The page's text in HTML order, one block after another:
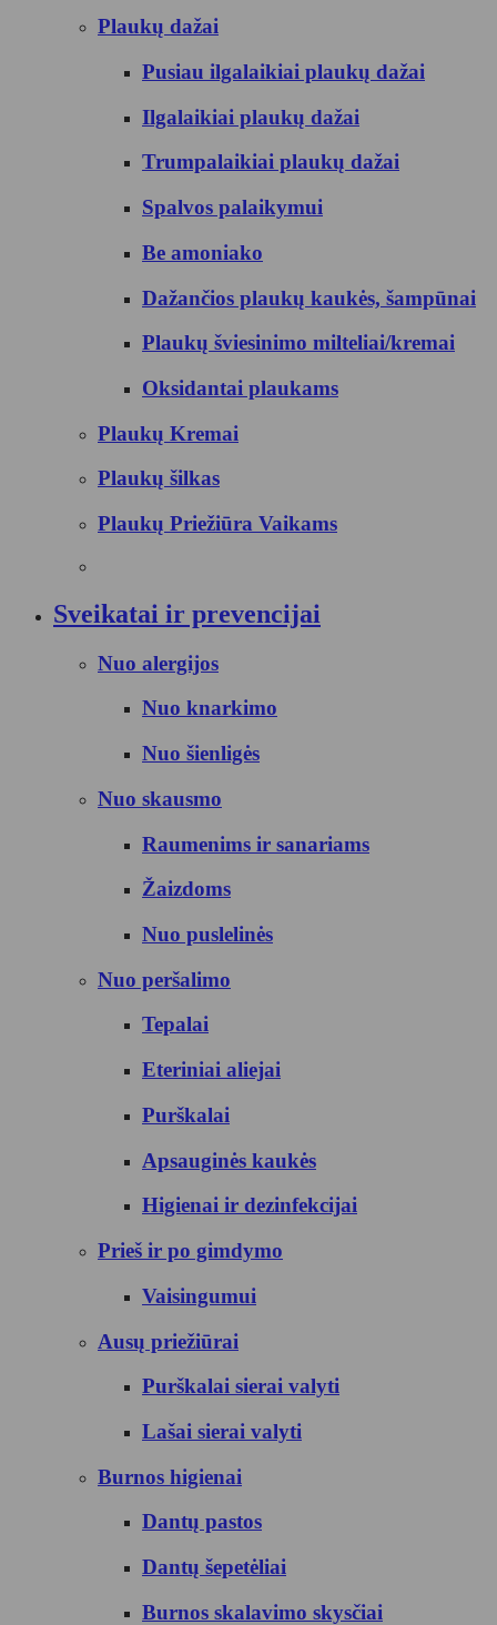
Plaukų dažai
Pusiau ilgalaikiai plaukų dažai
Ilgalaikiai plaukų dažai
Trumpalaikiai plaukų dažai
Spalvos palaikymui
Be amoniako
Dažančios plaukų kaukės, šampūnai
Plaukų šviesinimo milteliai/kremai
Oksidantai plaukams
Plaukų Kremai
Plaukų šilkas
Plaukų Priežiūra Vaikams
Sveikatai ir prevencijai
Nuo alergijos
Nuo knarkimo
Nuo šienligės
Nuo skausmo
Raumenims ir sanariams
Žaizdoms
Nuo puslelinės
Nuo peršalimo
Tepalai
Eteriniai aliejai
Purškalai
Apsauginės kaukės
Higienai ir dezinfekcijai
Prieš ir po gimdymo
Vaisingumui
Ausų priežiūrai
Purškalai sierai valyti
Lašai sierai valyti
Burnos higienai
Dantų pastos
Dantų šepetėliai
Burnos skalavimo skysčiai